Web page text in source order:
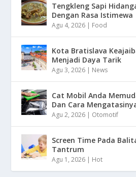
Tengkleng Sapi
Dengan Rasa Istimewa
Agu 4, 2026 | Food
Kota Bratislava
Menjadi Daya Tarik
Agu 3, 2026 | News
Cat Mobil Anda
Dan Cara
Agu 2, 2026 | Otomotif
Screen Time Pada
Tantrum
Agu 1, 2026 | Hot